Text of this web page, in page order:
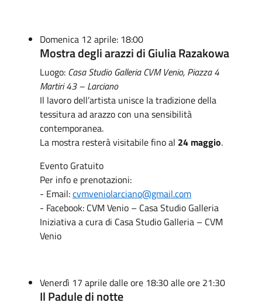
Domenica 12 aprile: 18:00
Mostra degli arazzi di Giulia Razakowa
Luogo: Casa Studio Galleria CVM Venio, Piazza 4
Martiri 43 – Larciano
Il lavoro dell’artista unisce la tradizione della
tessitura ad arazzo con una sensibilità
contemporanea.
La mostra resterà visitabile fino al 24 maggio.
Evento Gratuito
Per info e prenotazioni:
- Email:cvmveniolarciano@gmail.com
- Facebook: CVM Venio – Casa Studio Galleria
Iniziativa a cura di Casa Studio Galleria – CVM
Venio
Venerdì 17 aprile dalle ore 18:30 alle ore 21:30
Il Padule di notte